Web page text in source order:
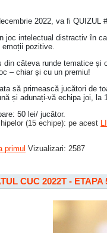
2022, va fi QUIZUL
joc intelectual distractiv în
pozitive.
din câteva runde tematice și
– chiar și cu un premiu!
să primească jucători de
și adunați-vă echipa joi, la
50 lei/ jucător.
(15 echipe): pe acest
primul Vizualizari: 2587
CUC 2022T - ETAPA